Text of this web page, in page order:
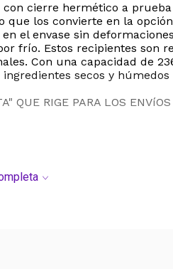
cierre hermético a
los convierte en la
el envase sin
frío. Estos recipientes son
Con una capacidad de
secos y
QUE RIGE PARA LOS